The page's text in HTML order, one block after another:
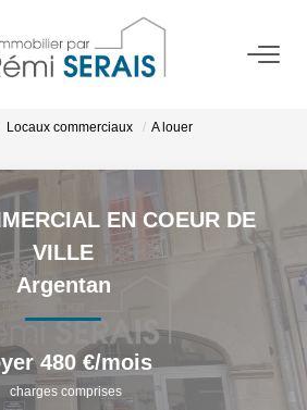
LOUER
VENDRE
DE BIENS
Locaux commerciaux
A louer
EN COEUR DE
VILLE
Argentan
480 €/mois
charges comprises